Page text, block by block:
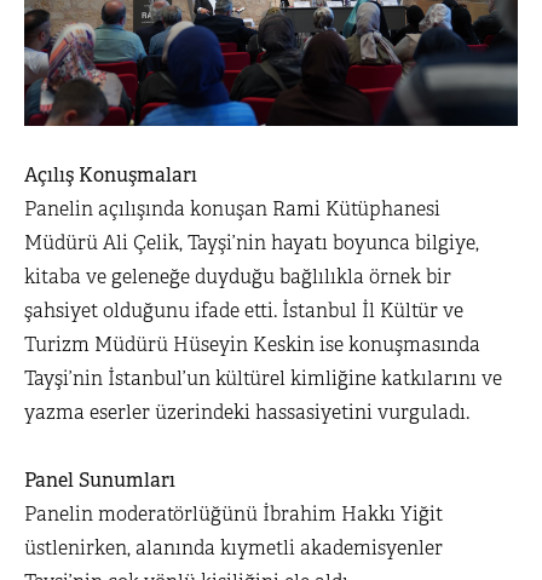
Açılış Konuşmaları
Panelin açılışında konuşan Rami Kütüphanesi
Müdürü Ali Çelik, Tayşi’nin hayatı boyunca bilgiye,
kitaba ve geleneğe duyduğu bağlılıkla örnek bir
şahsiyet olduğunu ifade etti. İstanbul İl Kültür ve
Turizm Müdürü Hüseyin Keskin ise konuşmasında
Tayşi’nin İstanbul’un kültürel kimliğine katkılarını ve
yazma eserler üzerindeki hassasiyetini vurguladı.
Panel Sunumları
Panelin moderatörlüğünü İbrahim Hakkı Yiğit
üstlenirken, alanında kıymetli akademisyenler